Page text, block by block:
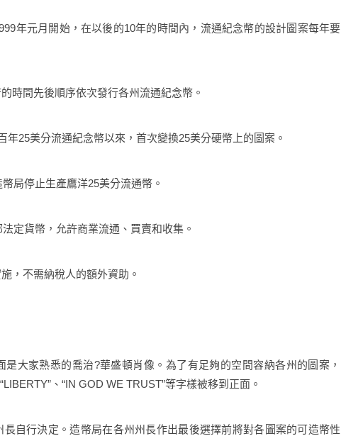
年元月開始，在以後的10年的時間內，流通紀念幣的設計圖案每年要
間先後順序依次發行各州流通紀念幣。
25美分流通紀念幣以來，首次變換25美分硬幣上的圖案。
停止生產鷹洋25美分流通幣。
貨幣，允許商業流通、買賣和收集。
不需納稅人的額外資助。
家熟悉的喬治?華盛頓肖像。為了有足夠的空間容納各州的圖案，
、“IN GOD WE TRUST”等字樣被移到正面。
行決定。造幣局在各州州長作出最後選擇前將對各圖案的可造幣性